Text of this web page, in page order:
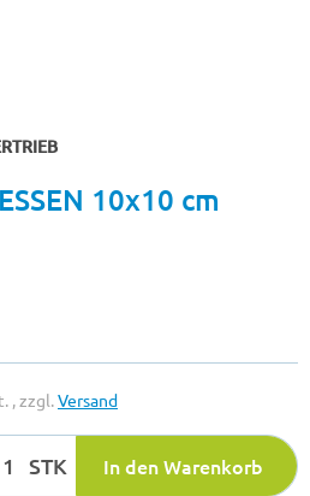
10x10 cm
, zzgl.Versand
STK In den Warenkorb